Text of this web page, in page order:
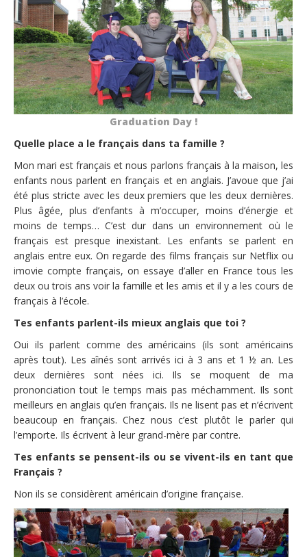
Graduation Day !
Quelle place a le français dans ta famille ?
Mon mari est français et nous parlons français à la maison, les
enfants nous parlent en français et en anglais. J’avoue que j’ai
été plus stricte avec les deux premiers que les deux dernières.
Plus âgée, plus d’enfants à m’occuper, moins d’énergie et
moins de temps… C’est dur dans un environnement où le
français est presque inexistant. Les enfants se parlent en
anglais entre eux. On regarde des films français sur Netflix ou
imovie compte français, on essaye d’aller en France tous les
deux ou trois ans voir la famille et les amis et il y a les cours de
français à l’école.
Tes enfants parlent-ils mieux anglais que toi ?
Oui ils parlent comme des américains (ils sont américains
après tout). Les aînés sont arrivés ici à 3 ans et 1 ½ an. Les
deux dernières sont nées ici. Ils se moquent de ma
prononciation tout le temps mais pas méchamment. Ils sont
meilleurs en anglais qu’en français. Ils ne lisent pas et n’écrivent
beaucoup en français. Chez nous c’est plutôt le parler qui
l’emporte. Ils écrivent à leur grand-mère par contre.
Tes enfants se pensent-ils ou se vivent-ils en tant que
Français ?
Non ils se considèrent américain d’origine française.